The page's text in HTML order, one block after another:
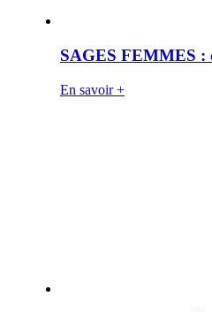
SAGES FEMMES :
En savoir +